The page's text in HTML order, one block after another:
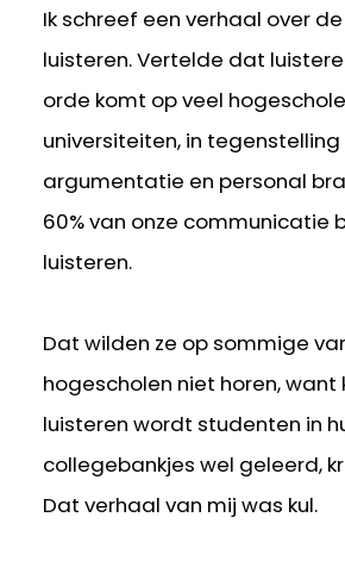
Ik schreef een verhaal over
luisteren. Vertelde dat
orde komt op veel
universiteiten, in
argumentatie en personal
60% van onze communicatie
luisteren.
Dat wilden ze op sommige
hogescholen niet horen, want
luisteren wordt studenten in
collegebankjes wel geleerd,
Dat verhaal van mij was kul.